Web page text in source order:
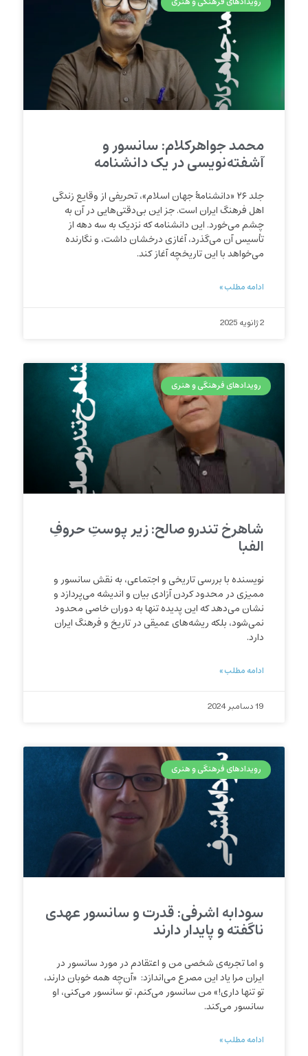
محمد جواهرکلام: سانسور و
آشفته‌نویسی در یک دانشنامه
جلد ۲۶ «دانشنامۀ جهان اسلام»، تحریفی از وقایع زندگی
اهل فرهنگ ایران است. جز این بی‌دقتی‌هایی در آن به
چشم می‌خورد. این دانشنامه که نزدیک به سه دهه از
تأسیس آن می‌گذرد، آغازی درخشان داشت، و نگارنده
می‌خواهد با این تاریخچه آغاز کند.
ادامه مطلب »
2 ژانویه 2025
رویدادهای فرهنگی و هنری
شاهرخ تندرو صالح: زیر پوستِ حروفِ
الفبا
نویسنده با بررسی تاریخی و اجتماعی، به نقش سانسور و
ممیزی در محدود کردن آزادی بیان و اندیشه می‌پردازد و
نشان می‌دهد که این پدیده تنها به دوران خاصی محدود
نمی‌شود، بلکه ریشه‌های عمیقی در تاریخ و فرهنگ ایران
دارد.
ادامه مطلب »
19 دسامبر 2024
رویدادهای فرهنگی و هنری
سودابه اشرفی: قدرت و سانسور عهدی
ناگفته و پایدار دارند
و اما تجربه‌‌ی شخصی من و اعتقادم در مورد سانسور در
ایران مرا یاد این مصرع می‌‌اندازد: «آن‌‌چه همه خوبان دارند،
تو تنها داری!‌‌» من سانسور می‌‌کنم، تو سانسور می‌‌کنی، او
سانسور می‌‌کند.
ادامه مطلب »